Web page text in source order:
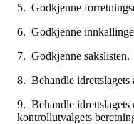
5. Godkjenne
6. Godkjenne
7. Godkjenne sakslisten.
8. Behandle idrettslagets
9. Behandle idrettslagets
kontrollutvalgets